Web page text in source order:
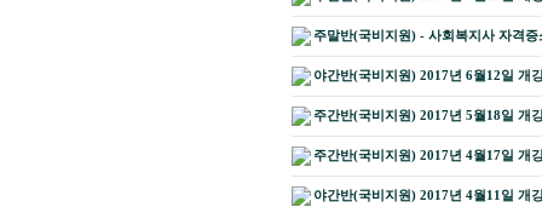
주말반(국비지원) - 사회복지사 자격
야간반(국비지원) 2017년 6월12일 개
주간반(국비지원) 2017년 5월18일 개
주간반(국비지원) 2017년 4월17일 개
야간반(국비지원) 2017년 4월11일 개